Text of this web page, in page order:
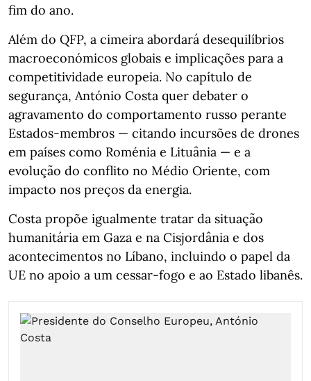
fim do ano.
Além do QFP, a cimeira abordará desequilíbrios
macroeconómicos globais e implicações para a
competitividade europeia. No capítulo de
segurança, António Costa quer debater o
agravamento do comportamento russo perante
Estados‑membros — citando incursões de drones
em países como Roménia e Lituânia — e a
evolução do conflito no Médio Oriente, com
impacto nos preços da energia.
Costa propõe igualmente tratar da situação
humanitária em Gaza e na Cisjordânia e dos
acontecimentos no Líbano, incluindo o papel da
UE no apoio a um cessar‑fogo e ao Estado libanês.